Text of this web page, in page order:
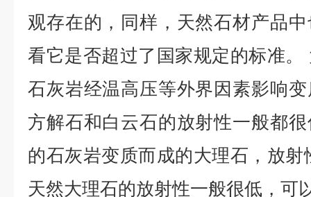
观存在的，同样，天然石材产品
看它是否超过了国家规定的标准
石灰岩经温高压等外界因素影响
方解石和白云石的放射性一般都
的石灰岩变质而成的大理石，放
天然大理石的放射性一般很低，可